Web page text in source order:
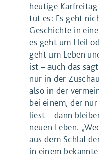
heutige Karfreitag
tut es: Es geht
Geschichte in
es geht um Heil
geht um Leben
ist – auch das
nur in der
also in der
bei einem, der
liest – dann
neuen Leben.
aus dem Schlaf
in einem